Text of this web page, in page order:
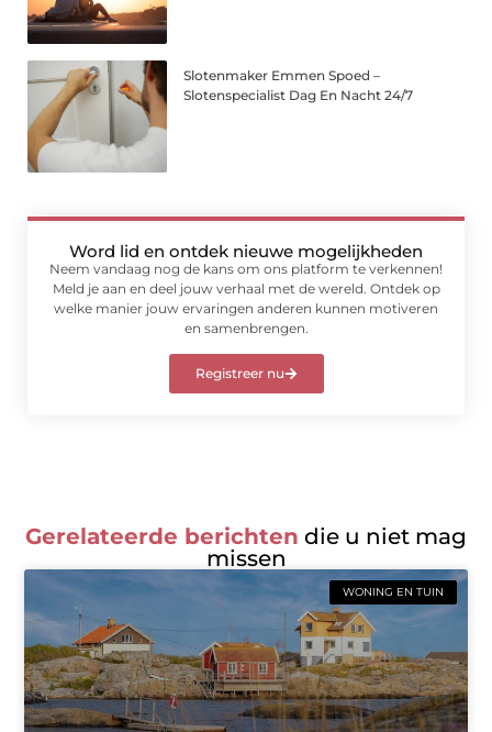
Slotenmaker Emmen Spoed –
Slotenspecialist Dag En Nacht 24/7
Word lid en ontdek nieuwe mogelijkheden
Neem vandaag nog de kans om ons platform te verkennen!
Meld je aan en deel jouw verhaal met de wereld. Ontdek op
welke manier jouw ervaringen anderen kunnen motiveren
en samenbrengen.
Registreer nu
Gerelateerde berichten die u niet mag
missen
WONING EN TUIN